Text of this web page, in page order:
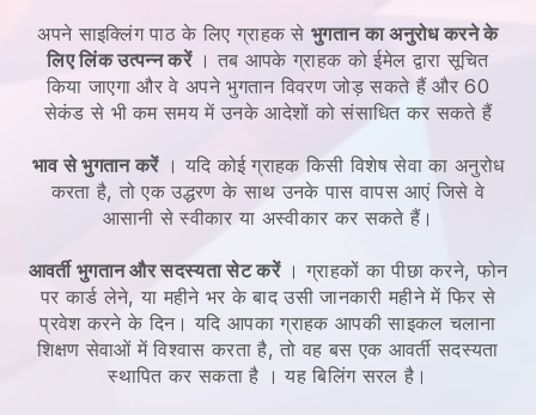
अपने साइक्लिंग पाठ के लिए ग्राहक सेभुगतान का अनुरोध करने के
लिए लिंक उत्पन्न करें। तब आपके ग्राहक को ईमेल द्वारा सूचित
किया जाएगा और वे अपने भुगतान विवरण जोड़ सकते हैं और 60
सेकंड से भी कम समय में उनके आदेशों को संसाधित कर सकते हैं
भाव से भुगतान करें। यदि कोई ग्राहक किसी विशेष सेवा का अनुरोध
करता है, तो एक उद्धरण के साथ उनके पास वापस आएं जिसे वे
आसानी से स्वीकार या अस्वीकार कर सकते हैं।
आवर्ती भुगतान और सदस्यता सेट करें। ग्राहकों का पीछा करने, फोन
पर कार्ड लेने, या महीने भर के बाद उसी जानकारी महीने में फिर से
प्रवेश करने के दिन।यदि आपका ग्राहक आपकी साइकल चलाना
शिक्षण सेवाओं में विश्वास करता है, तो वह बस एक आवर्ती सदस्यता
स्थापित कर सकता है । यह बिलिंग सरल है।